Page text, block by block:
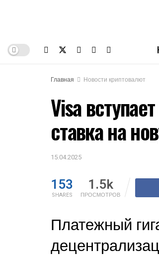
Главная
Новости криптовалют
Visa
ставка на
15.04.2025
153
SHARES
1.5k
ПРОСМОТРОВ
Платежный